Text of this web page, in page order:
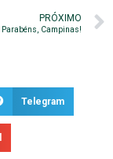
PRÓXIMO
Parabéns, Campinas!
Telegram